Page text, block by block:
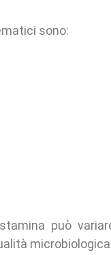
sono:
può